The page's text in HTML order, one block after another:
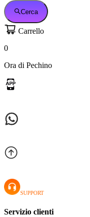
Cerca
Carrello
0
Ora di Pechino
SUPPORT
Servizio clienti